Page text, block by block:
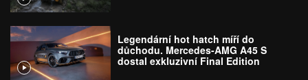
Legendární hot hatch míří do
důchodu. Mercedes-AMG A45 S
dostal exkluzivní Final Edition